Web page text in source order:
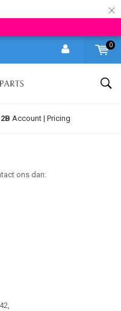
×
0
Account | Pricing
ons dan: